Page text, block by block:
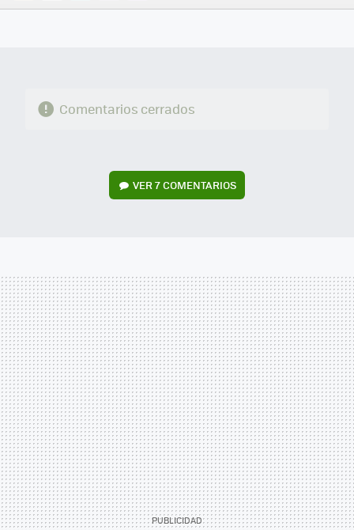
FACEBOOK
TWITTERFLIPBOARD
E-
WHATSAPP
Comentarios cerrados
VER7 COMENTARIOS